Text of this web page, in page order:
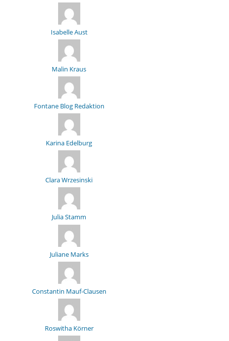
Isabelle Aust
Malin Kraus
Fontane Blog Redaktion
Karina Edelburg
Clara Wrzesinski
Julia Stamm
Juliane Marks
Constantin Mauf-Clausen
Roswitha Körner